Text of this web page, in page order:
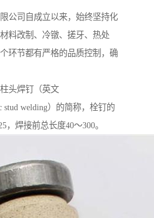
公司自成立以来，始终坚持化
料改制、冷镦、搓牙、热处
环节都有严格的品质控制，确
头焊钉（英文
stud welding）的简称，栓钉的
焊接前总长度40～300。